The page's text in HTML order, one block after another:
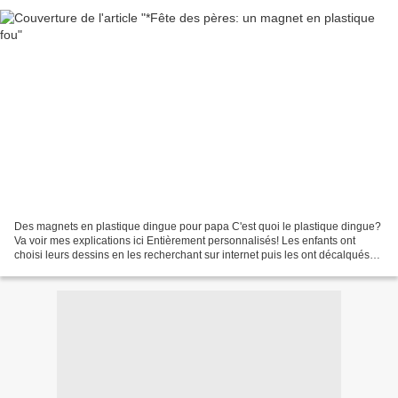
Des magnets en plastique dingue pour papa C'est quoi le plastique dingue?
Va voir mes explications ici Entièrement personnalisés! Les enfants ont
choisi leurs dessins en les recherchant sur internet puis les ont décalqués